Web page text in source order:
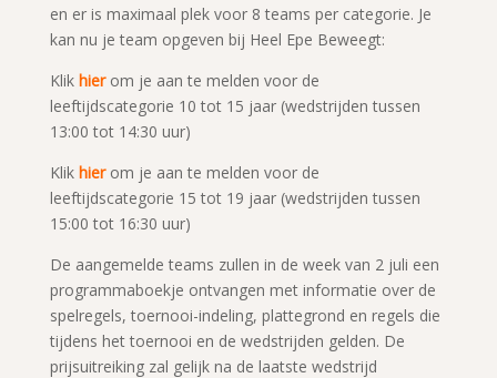
en er is maximaal plek voor 8 teams per categorie. Je
kan nu je team opgeven bij Heel Epe Beweegt:
Klik hierom je aan te melden voor de
leeftijdscategorie 10 tot 15 jaar (wedstrijden tussen
13:00 tot 14:30 uur)
Klik hierom je aan te melden voor de
leeftijdscategorie 15 tot 19 jaar (wedstrijden tussen
15:00 tot 16:30 uur)
De aangemelde teams zullen in de week van 2 juli een
programmaboekje ontvangen met informatie over de
spelregels, toernooi-indeling, plattegrond en regels die
tijdens het toernooi en de wedstrijden gelden. De
prijsuitreiking zal gelijk na de laatste wedstrijd